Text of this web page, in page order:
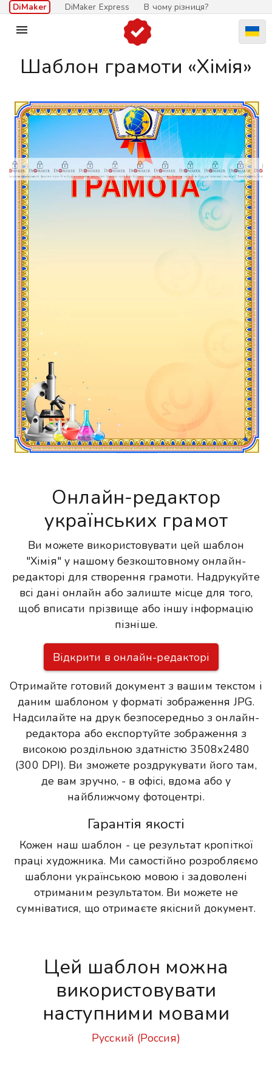
DiMaker DiMaker Express В чому різниця?

Шаблон грамоти «Хімія»
Онлайн-редактор
українських грамот
Ви можете використовувати цей шаблон
"Хімія" у нашому безкоштовному онлайн-
редакторі для створення грамоти. Надрукуйте
всі дані онлайн або залиште місце для того,
щоб вписати прізвище або іншу інформацію
пізніше.
Відкрити в онлайн-редакторі
Отримайте готовий документ з вашим текстом і
даним шаблоном у форматі зображення JPG.
Надсилайте на друк безпосередньо з онлайн-
редактора або експортуйте зображення з
високою роздільною здатністю 3508x2480
(300 DPI). Ви зможете роздрукувати його там,
де вам зручно, - в офісі, вдома або у
найближчому фотоцентрі.
Гарантія якості
Кожен наш шаблон - це результат кропіткої
праці художника. Ми самостійно розробляємо
шаблони українською мовою і задоволені
отриманим результатом. Ви можете не
сумніватися, що отримаєте якісний документ.
Цей шаблон можна
використовувати
наступними мовами
Русский (Россия)